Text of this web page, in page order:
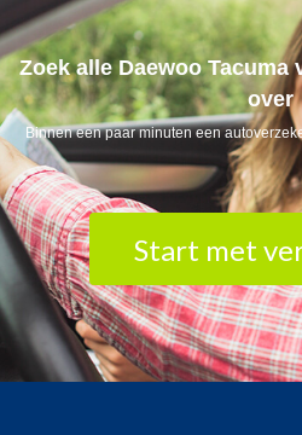
Zoek alle Daewoo Tacuma
over
Binnen een paar minuten een
Start met